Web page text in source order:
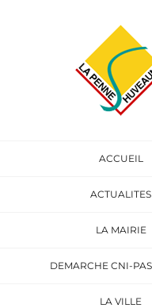
ACCUEIL
ACTUALITES
LA MAIRIE
DEMARCHE CNI-
LA VILLE